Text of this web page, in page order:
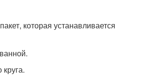
которая устанавливается